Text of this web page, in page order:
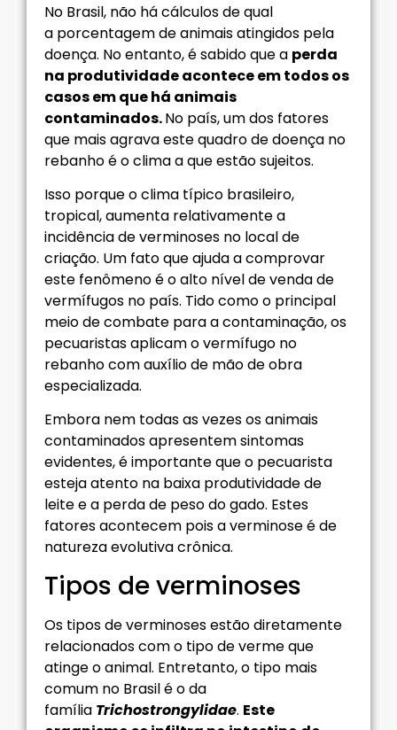
No Brasil, não há cálculos de qual
a porcentagem de animais atingidos pela
doença. No entanto, é sabido que a perda
na produtividade acontece em todos os
casos em que há animais
contaminados.No país, um dos fatores
que mais agrava este quadro de doença no
rebanho é o clima a que estão sujeitos.
Isso porque o clima típico brasileiro,
tropical, aumenta relativamente a
incidência de verminoses no local de
criação. Um fato que ajuda a comprovar
este fenômeno é o alto nível de venda de
vermífugos no país. Tido como o principal
meio de combate para a contaminação, os
pecuaristas aplicam o vermífugo no
rebanho com auxílio de mão de obra
especializada.
Embora nem todas as vezes os animais
contaminados apresentem sintomas
evidentes, é importante que o pecuarista
esteja atento na baixa produtividade de
leite e a perda de peso do gado. Estes
fatores acontecem pois a verminose é de
natureza evolutiva crônica.
Tipos de verminoses
Os tipos de verminoses estão diretamente
relacionados com o tipo de verme que
atinge o animal. Entretanto, o tipo mais
comum no Brasil é o da
família Trichostrongylidae. Este